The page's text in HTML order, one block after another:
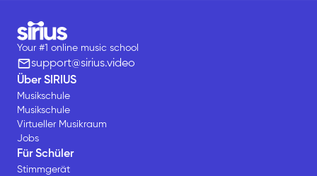
Your #1 online music school
support@sirius.video
Über SIRIUS
Musikschule
Musikschule
Virtueller Musikraum
Jobs
Für Schüler
Stimmgerät